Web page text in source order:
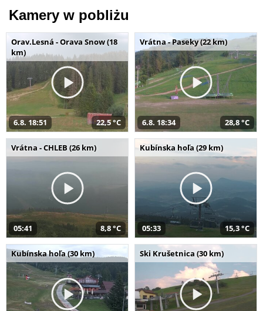
Kamery w pobliżu
Orav.Lesná - Orava Snow (18
km)
6.8. 18:51 22,5 °C
Vrátna - Paseky (22 km)
6.8. 18:34 28,8 °C
Vrátna - CHLEB (26 km)
05:41 8,8 °C
Kubínska hoľa (29 km)
05:33 15,3 °C
Kubínska hoľa (30 km) Ski Krušetnica (30 km)